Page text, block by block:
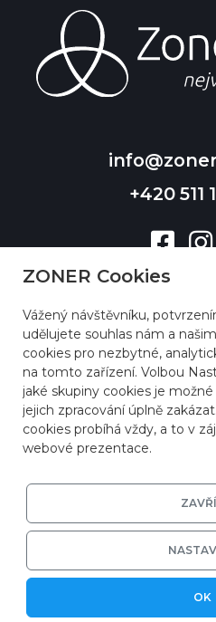
+420 511
EFRR
|
ZONER Cookies
Vážený návštěvníku,
udělujete souhlas nám a
cookies pro nezbytné,
na tomto zařízení. Volbou
jaké skupiny cookies je
jejich zpracování úplně
cookies probíhá vždy, a to v
webové prezentace.
OK